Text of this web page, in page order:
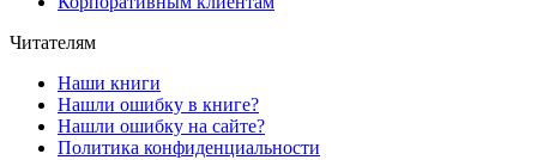
Читателям
Наши книги
Нашли ошибку в книге?
Нашли ошибку на сайте?
Политика конфиденциальности